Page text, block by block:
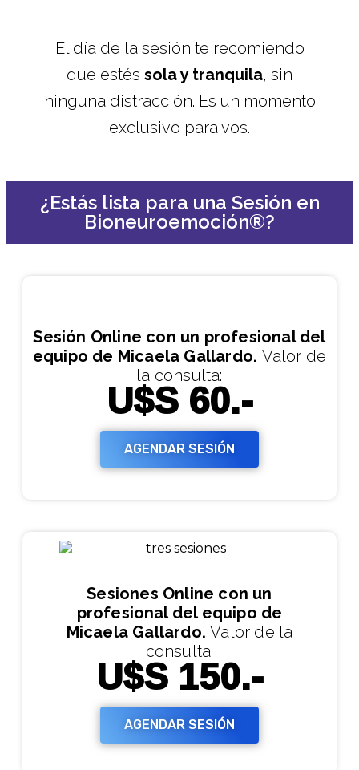
El día de la sesión te recomiendo
que estés sola y tranquila, sin
ninguna distracción. Es un momento
exclusivo para vos.
¿Estás lista para una Sesión en
Bioneuroemoción®?
Sesión Online con un profesional del
equipo de Micaela Gallardo. Valor de
la consulta:
U$S 60.-
AGENDAR SESIÓN
Sesiones Online con un
profesional del equipo de
Micaela Gallardo. Valor de la
consulta:
U$S 150.-
AGENDAR SESIÓN